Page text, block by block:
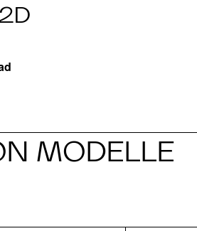
MODELLE